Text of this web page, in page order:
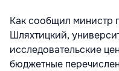
Как сообщил министр
Шляхтицкий,
исследовательские
бюджетные